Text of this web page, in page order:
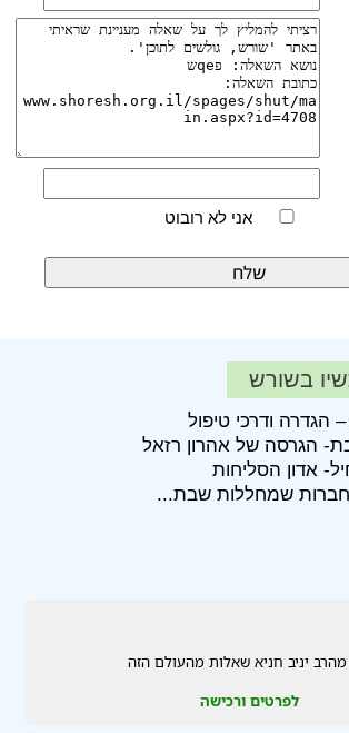
אני לא רובוט
בשורש
הגדרה ודרכי טיפול
הגרסה של אהרון רזאל
אדון הסליחות
שמחללות שבת...
יניב חניא שאלות מהעולם הזה
לפרטים ורכישה